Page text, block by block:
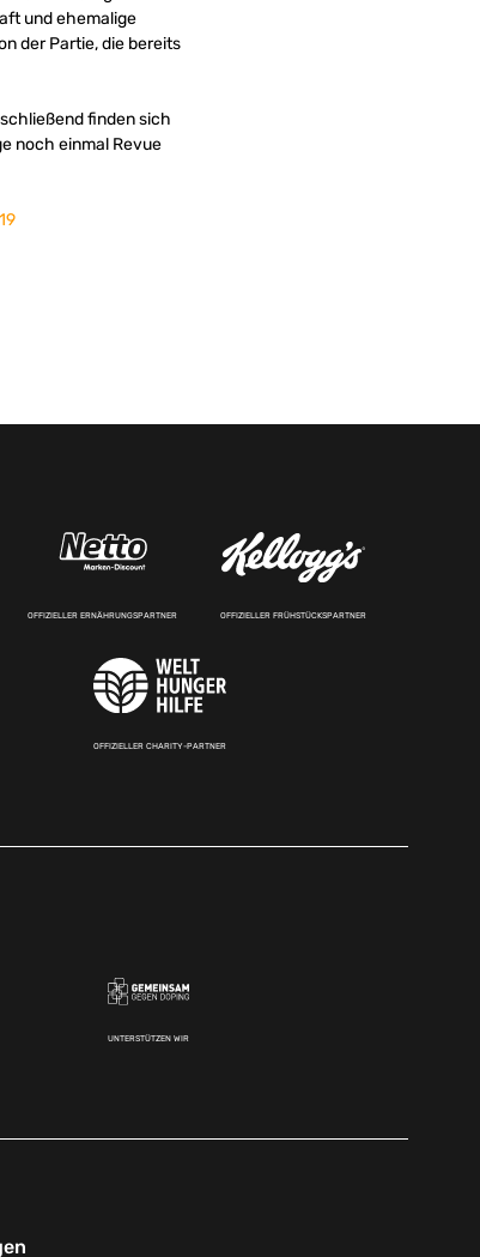
und ehemalige
der Partie, die bereits
finden sich
noch einmal Revue
OFFIZIELLER ERNÄHRUNGSPARTNER OFFIZIELLER FRÜHSTÜCKSPARTNER
OFFIZIELLER CHARITY-PARTNER
UNTERSTÜTZEN WIR